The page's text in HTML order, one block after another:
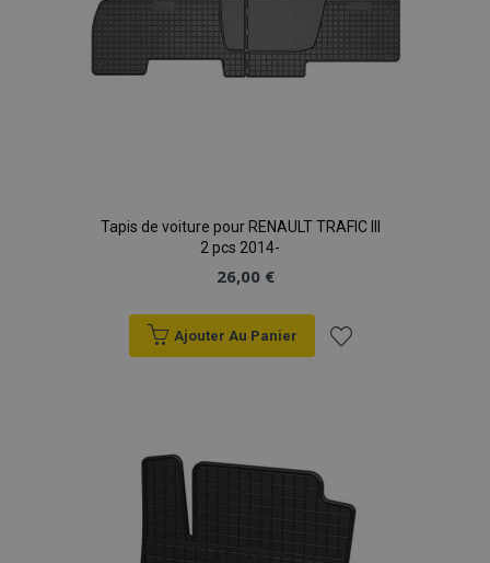
Tapis de voiture pour RENAULT TRAFIC III
2 pcs 2014-
26,00 €
Ajouter Au Panier
d'achats